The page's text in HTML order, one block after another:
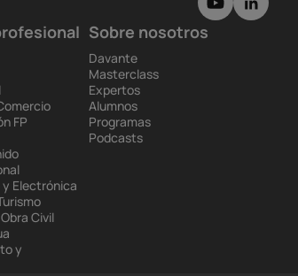
FP
y Electrónica
Civil
y
Sobre nosotros
Davante
Masterclass
Expertos
Alumnos
Programas
Podcasts